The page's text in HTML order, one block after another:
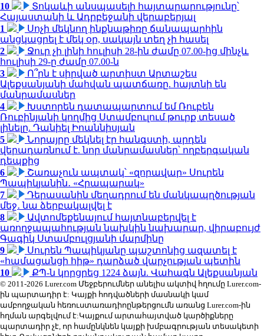
10
Տոկաևի անսպասելի հայտարարությունը՝
Հայաստանի և Ադրբեջանի վերաբերյալ
1
Սոչի մեկնող ինքնաթիռը ճանապարհին
անցկացրել է մեկ օր, սակայն տեղ չի հասել
2
Ջուր չի լինի հուլիսի 28-ին ժամը 07.00-ից մինչև
հուլիսի 29-ը ժամը 07.00-ն
3
Ո՞րն է սիրված արտիստ Արտաշես
Ալեքսանյանի մահվան պատճառը. հայտնի են
մանրամասներ
4
Խստորեն դատապարտում եմ Ռուբեն
Ռուբինյանի կողմից Ստամբուլում թուրք տեսած
լինելը. Դանիել Իոաննիսյան
5
Նորայրը մեկնել էր հանգստի, արդեն
վերադառնում է. նոր մանրամասներ՝ ողբերգական
դեպքից
6
Շառաչուն ապտակ՝ «զորավար» Սուրեն
Պապիկյանին․ «Հրապարակ»
7
Դերասանին մեղադրում են մանկապղծության
մեջ․ նա ձերբակալվել է
8
Ավտոմեքենայում հայտնաբերվել է
առողջապահության նախկին նախարար, վիրաբույժ
Գագիկ Ստամբուլցյանի մարմինը
9
Սուրեն Պապիկյանը պաշտոնից ազատել է
«համացանցի հիթ» դարձած վարչության պետին
10
ՔՊ-ն կորցրեց 1224 ձայն. Վահագն Ալեքսանյան
© 2011-2026 Lurer.com Մեջբերումներ անելիս ակտիվ հղումը Lurer.com-
ին պարտադիր է: Կայքի հոդվածների մասնակի կամ
ամբողջական հեռուստառադիոընթերցումն առանց Lurer.com-ին
հղման արգելվում է:Կայքում արտահայտված կարծիքները
պարտադիր չէ, որ համընկնեն կայքի խմբագրության տեսակետի